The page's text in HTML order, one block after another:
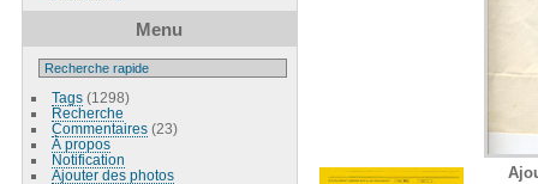
Menu
Tags(1298)
Recherche
Commentaires(23)
À propos
Notification
Ajouter des photos